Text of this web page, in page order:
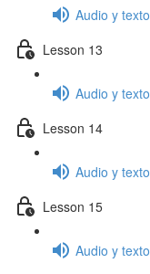
Audio y texto
Lesson 13
Audio y texto
Lesson 14
Audio y texto
Lesson 15
Audio y texto